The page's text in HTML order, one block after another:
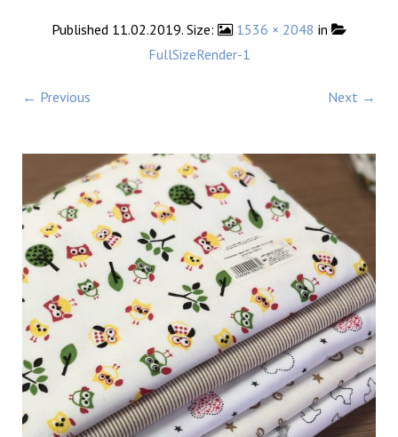
Published 11.02.2019. Size: 1536 × 2048 in
FullSizeRender-1
← Previous Next →